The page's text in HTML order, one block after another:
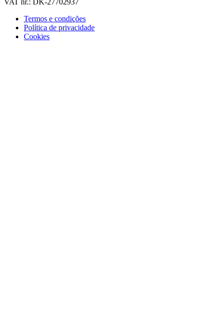
Termos e condições
Política de privacidade
Cookies